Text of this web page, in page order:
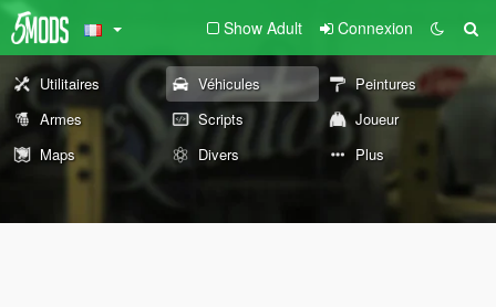
Show Adult Connexion
Utilitaires Véhicules
Peintures
Armes
Scripts
Joueur
Maps
Divers Plus